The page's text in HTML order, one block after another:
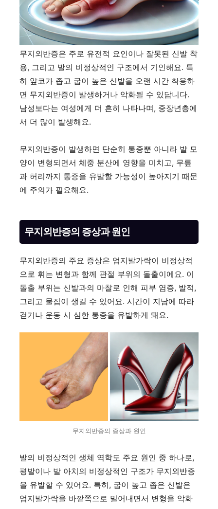
무지외반증은 주로 유전적 요인이나 잘못된 신발 착
용, 그리고 발의 비정상적인 구조에서 기인해요. 특
히 앞코가 좁고 굽이 높은 신발을 오랜 시간 착용하
면 무지외반증이 발생하거나 악화될 수 있답니다.
남성보다는 여성에게 더 흔히 나타나며, 중장년층에
서 더 많이 발생해요.
무지외반증이 발생하면 단순히 통증뿐 아니라 발 모
양이 변형되면서 체중 분산에 영향을 미치고, 무릎
과 허리까지 통증을 유발할 가능성이 높아지기 때문
에 주의가 필요해요.
무지외반증의 증상과 원인
무지외반증의 주요 증상은 엄지발가락이 비정상적
으로 휘는 변형과 함께 관절 부위의 돌출이에요. 이
돌출 부위는 신발과의 마찰로 인해 피부 염증, 발적,
그리고 물집이 생길 수 있어요. 시간이 지남에 따라
걷기나 운동 시 심한 통증을 유발하게 돼요.
무지외반증의 증상과 원인
발의 비정상적인 생체 역학도 주요 원인 중 하나로,
평발이나 발 아치의 비정상적인 구조가 무지외반증
을 유발할 수 있어요. 특히, 굽이 높고 좁은 신발은
엄지발가락을 바깥쪽으로 밀어내면서 변형을 악화